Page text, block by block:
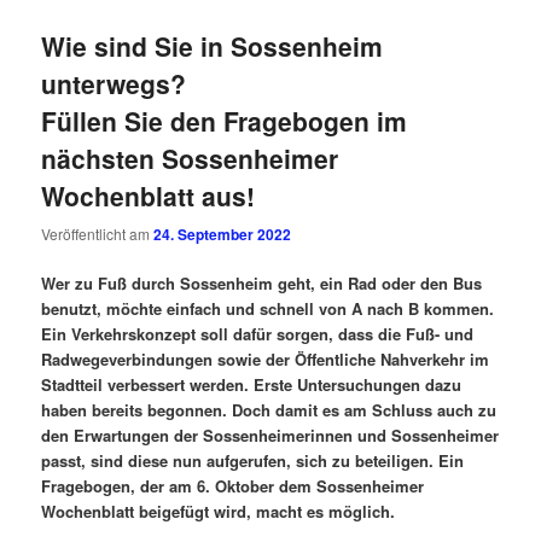
Wie sind Sie in Sossenheim
unterwegs?
Füllen Sie den Fragebogen im
nächsten Sossenheimer
Wochenblatt aus!
Veröffentlicht am24. September 2022
Wer zu Fuß durch Sossenheim geht, ein Rad oder den Bus
benutzt, möchte einfach und schnell von A nach B kommen.
Ein Verkehrskonzept soll dafür sorgen, dass die Fuß- und
Radwegeverbindungen sowie der Öffentliche Nahverkehr im
Stadtteil verbessert werden. Erste Untersuchungen dazu
haben bereits begonnen. Doch damit es am Schluss auch zu
den Erwartungen der Sossenheimerinnen und Sossenheimer
passt, sind diese nun aufgerufen, sich zu beteiligen. Ein
Fragebogen, der am 6. Oktober dem Sossenheimer
Wochenblatt beigefügt wird, macht es möglich.